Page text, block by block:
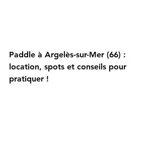
Paddle à Argelès-sur-Mer (66) :
location, spots et conseils pour
pratiquer !